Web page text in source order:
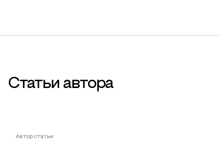
Статьи автора
Автор статьи